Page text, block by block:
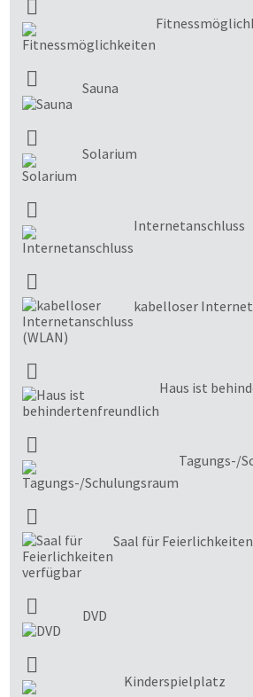
Sauna
Solarium
Internetanschluss
kabelloser
Haus ist
Tagungs-/
Saal für
DVD
Kinderspielplatz